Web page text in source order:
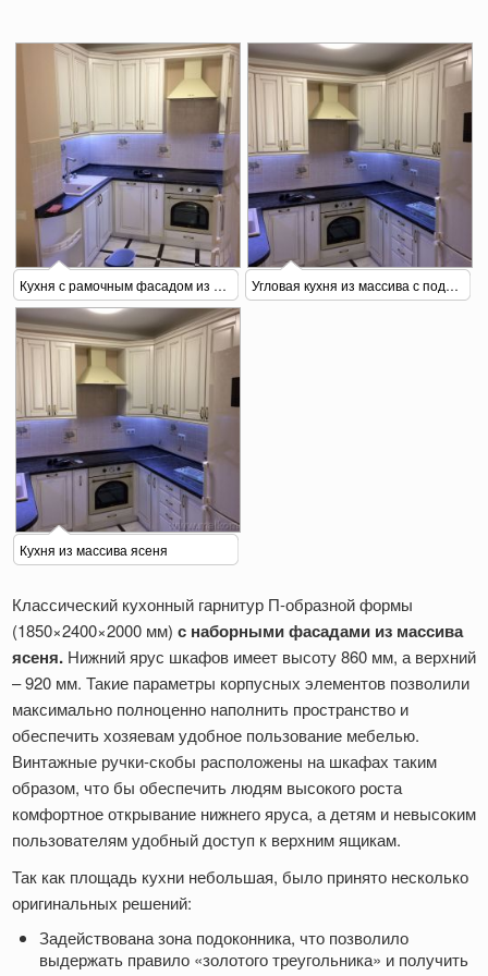
Кухня с рамочным фасадом из массива с подсветкой 3 Угловая кухня из массива с подсветкой 2
Кухня из массива ясеня
Классический кухонный гарнитур П-образной формы
(1850×2400×2000 мм) с наборными фасадами из массива
ясеня. Нижний ярус шкафов имеет высоту 860 мм, а верхний
– 920 мм. Такие параметры корпусных элементов позволили
максимально полноценно наполнить пространство и
обеспечить хозяевам удобное пользование мебелью.
Винтажные ручки-скобы расположены на шкафах таким
образом, что бы обеспечить людям высокого роста
комфортное открывание нижнего яруса, а детям и невысоким
пользователям удобный доступ к верхним ящикам.
Так как площадь кухни небольшая, было принято несколько
оригинальных решений:
Задействована зона подоконника, что позволило
выдержать правило «золотого треугольника» и получить